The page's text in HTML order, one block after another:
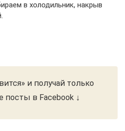
в холодильник, накрыв
и получай только
посты в Facebook ↓